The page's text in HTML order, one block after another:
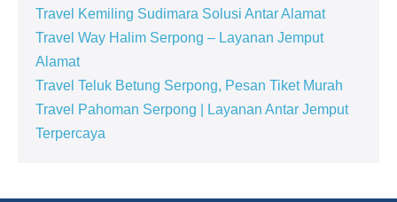
Travel Kemiling Sudimara Solusi Antar Alamat
Travel Way Halim Serpong – Layanan Jemput
Alamat
Travel Teluk Betung Serpong, Pesan Tiket Murah
Travel Pahoman Serpong | Layanan Antar Jemput
Terpercaya